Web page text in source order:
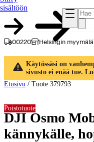
sisältöön
00220 Helsingin myymälä
Käytössäsi on
sivusto ei enää tue.
Etusivu / Tuote 379793
DJI Osmo
kännykälle,
Poistotuote